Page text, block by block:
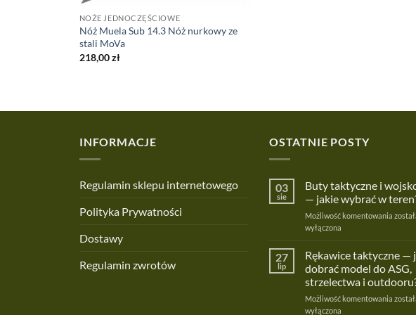
NOŻE JEDNOCZĘŚCIOWE
Nóż Muela Sub 14.3 Nóż nurkowy ze
stali MoVa
218,00zł
INFORMACJE
Regulamin sklepu internetowego
Polityka Prywatności
Dostawy
Regulamin zwrotów
OSTATNIE POSTY
03
sie
Buty taktyczne i
— jakie wybrać w
Możliwość komentowania Buty
—
jakie
wybrać
w
wyłączona
27
lip
Rękawice taktyczne —
dobrać model do ASG,
strzelectwa i
Możliwość komentowania
wyłączona